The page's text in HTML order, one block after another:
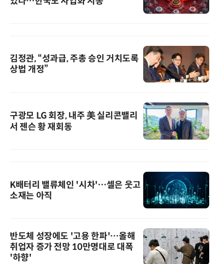
김정관, “성과급, 주총 승인 거치도록
상법 개정”
구광모 LG 회장, 내주 美 실리콘밸리
서 젠슨 황 재회동
K배터리 밸류체인 '시차'…셀은 웃고
소재는 아직
반도체 성장에도 '고용 한파'…올해
취업자 증가 전망 10만명대로 대폭
'하향'